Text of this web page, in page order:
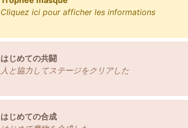
Cliquez ici pour afficher les informations
はじめての共闘
人と協力してステージをクリアした
はじめての合成